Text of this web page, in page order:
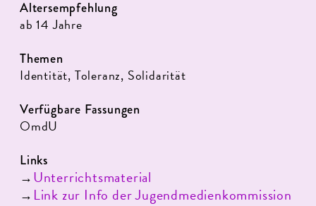
Altersempfehlung
ab 14 Jahre
Themen
Identität, Toleranz, Solidarität
Verfügbare Fassungen
OmdU
Links
→Unterrichtsmaterial
→ Link zur Info der Jugendmedienkommission